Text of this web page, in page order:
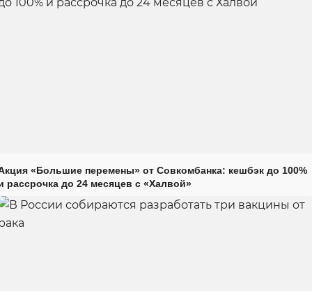
«Большие перемены» от Совкомбанка: кешбэк до 100%
рассрочка до 24 месяцев с «Халвой»